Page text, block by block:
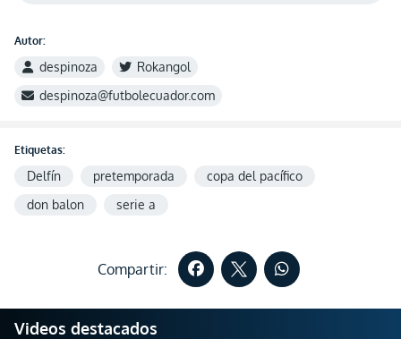
Autor:
despinoza
Rokangol
despinoza@futbolecuador.com
Etiquetas:
Delfín pretemporada
copa del pacífico
don balon
serie a
Compartir:
Videos destacados